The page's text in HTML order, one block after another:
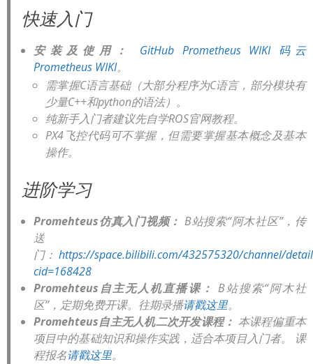
快速入门
安装及使用： GitHub Prometheus WIKI 码云
Prometheus WIKI。
需掌握C语言基础（大部分程序为C语言，部分模块有
少量C++和python的语法）。
纯新手入门者建议先自学ROS官网教程。
PX4飞控代码可不掌握，但需要掌握基本概念及基本
操作。
进阶学习
Promehteus仿真入门视频： B站搜索“阿木社区”，传
送
门：https://space.bilibili.com/432575320/channel/
cid=168428
Promehteus自主无人机直播课： B站搜索“阿木社
区”，定期免费开课。往期录播请戳这里。
Promehteus自主无人机二次开发课程： 本课程偏重本
项目中的基础知识和操作实践，适合本项目入门者。 课
程报名请戳这里。